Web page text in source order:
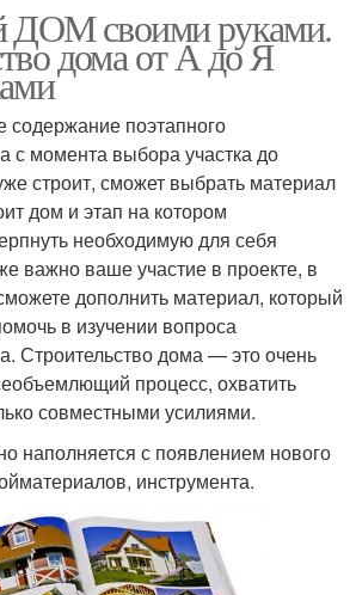
ДОМ своими руками.
дома от А до Я
содержание поэтапного
с момента выбора участка до
строит, сможет выбрать материал
дом и этап на котором
необходимую для себя
важно ваше участие в проекте, в
дополнить материал, который
в изучении вопроса
Строительство дома — это очень
процесс, охватить
совместными усилиями.
наполняется с появлением нового
инструмента.